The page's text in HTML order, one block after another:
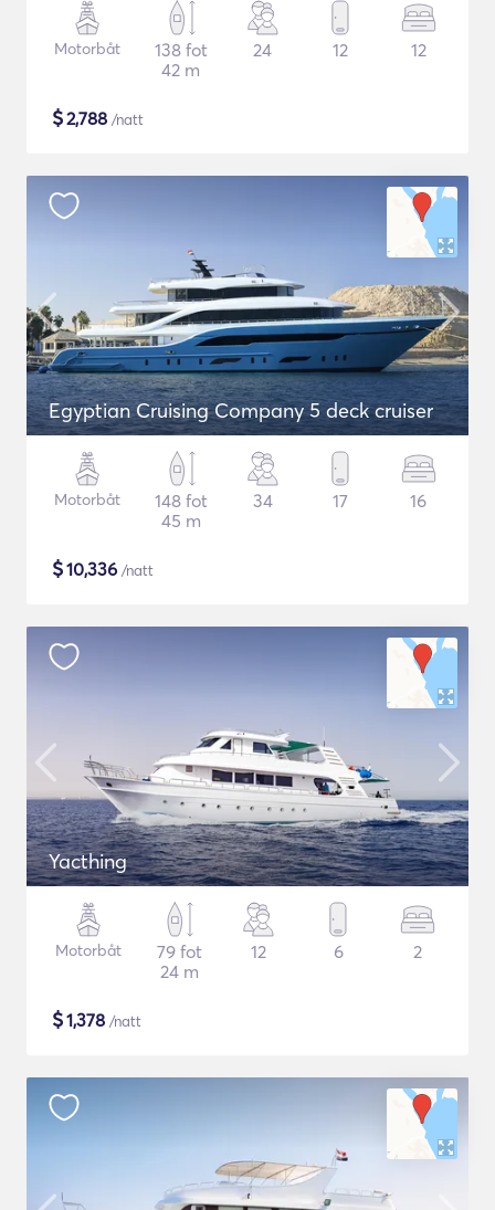
Motorbåt
138 fot
42 m
24 12 12
$2,788 /natt
Egyptian Cruising Company 5 deck cruiser
Motorbåt
148 fot
45 m
34 17 16
$10,336 /natt
Yacthing
Motorbåt
79 fot
24 m
12 6 2
$1,378 /natt